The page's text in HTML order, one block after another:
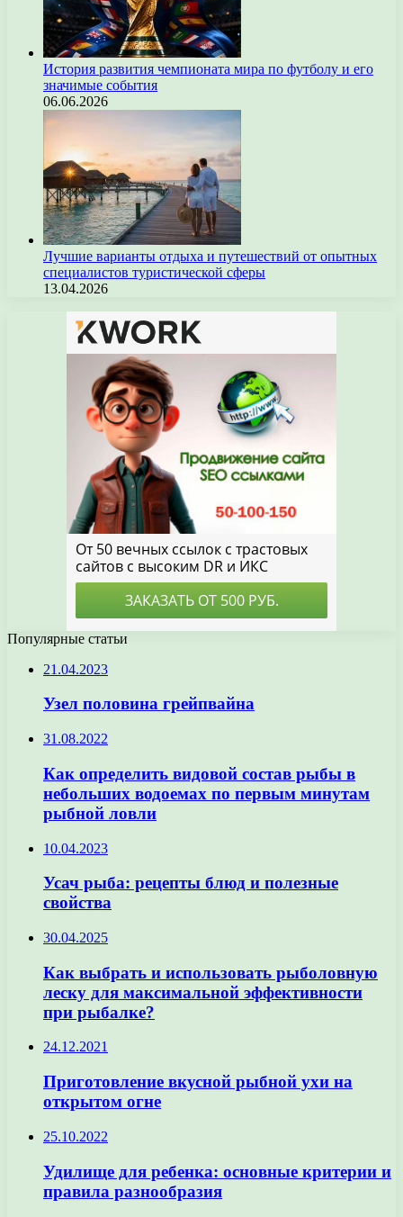
История развития чемпионата мира по футболу и его
значимые события
06.06.2026
Лучшие варианты отдыха и путешествий от опытных
специалистов туристической сферы
13.04.2026
Популярные статьи
21.04.2023
Узел половина грейпвайна
31.08.2022
Как определить видовой состав рыбы в
небольших водоемах по первым минутам
рыбной ловли
10.04.2023
Усач рыба: рецепты блюд и полезные
свойства
30.04.2025
Как выбрать и использовать рыболовную
леску для максимальной эффективности
при рыбалке?
24.12.2021
Приготовление вкусной рыбной ухи на
открытом огне
25.10.2022
Удилище для ребенка: основные критерии и
правила разнообразия